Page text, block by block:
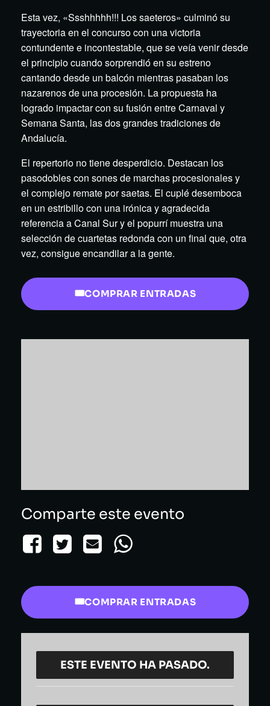
Esta vez, «Ssshhhhh!!! Los saeteros» culminó su
trayectoria en el concurso con una victoria
contundente e incontestable, que se veía venir desde
el principio cuando sorprendió en su estreno
cantando desde un balcón mientras pasaban los
nazarenos de una procesión. La propuesta ha
logrado impactar con su fusión entre Carnaval y
Semana Santa, las dos grandes tradiciones de
Andalucía.
El repertorio no tiene desperdicio. Destacan los
pasodobles con sones de marchas procesionales y
el complejo remate por saetas. El cuplé desemboca
en un estribillo con una irónica y agradecida
referencia a Canal Sur y el popurrí muestra una
selección de cuartetas redonda con un final que, otra
vez, consigue encandilar a la gente.
COMPRAR ENTRADAS
Comparte este evento
COMPRAR ENTRADAS
ESTE EVENTO HA PASADO.